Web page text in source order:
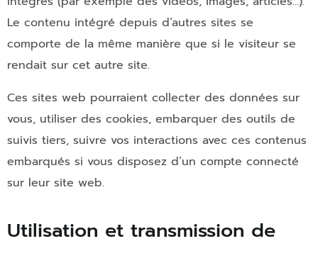
Le contenu intégré depuis d’autres sites se
comporte de la même manière que si le visiteur se
rendait sur cet autre site.
Ces sites web pourraient collecter des données sur
vous, utiliser des cookies, embarquer des outils de
suivis tiers, suivre vos interactions avec ces contenus
embarqués si vous disposez d’un compte connecté
sur leur site web.
Utilisation et transmission de